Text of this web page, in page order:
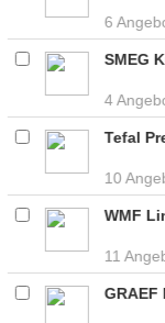
6
SMEG
4
Tefal
10
WMF
11
GRAEF